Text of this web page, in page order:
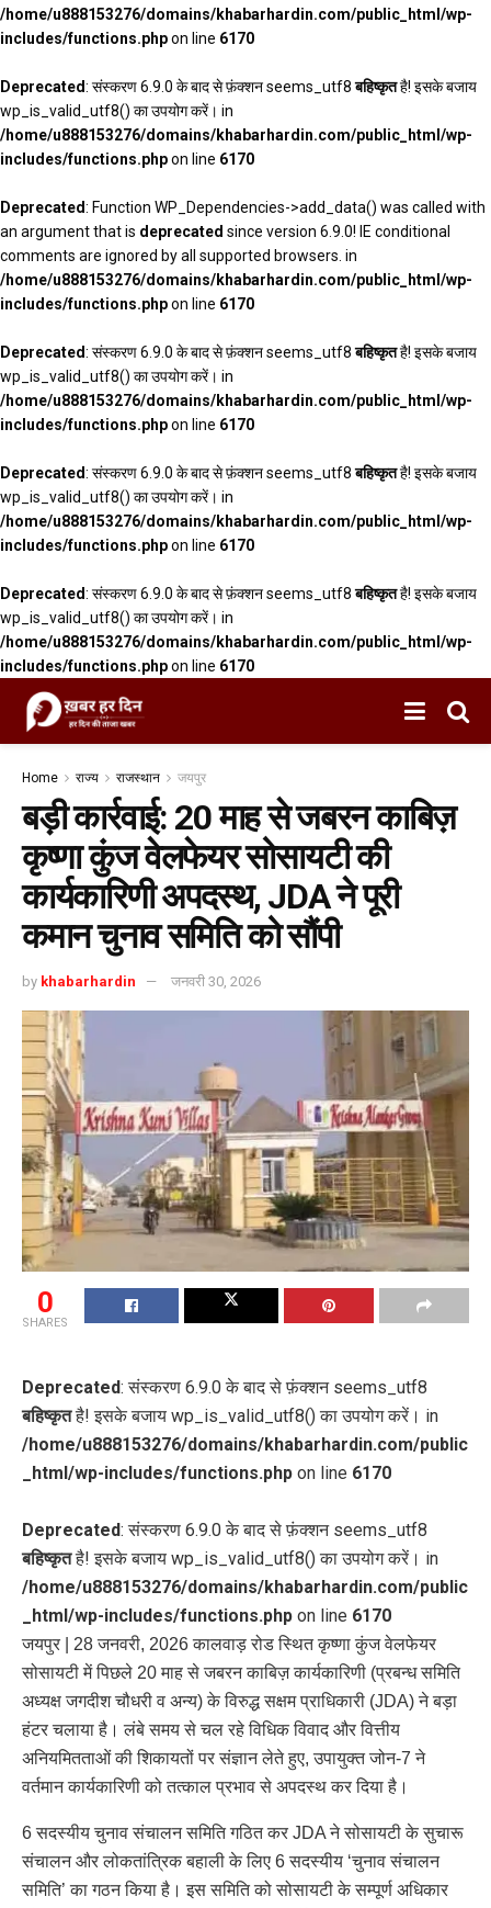
/home/u888153276/domains/khabarhardin.com/public_html/wp-
includes/functions.phpon line 6170
Deprecated: संस्करण 6.9.0 के बाद से फ़ंक्शन seems_utf8बहिष्कृतहै! इसके बजाय
wp_is_valid_utf8() का उपयोग करें। in
/home/u888153276/domains/khabarhardin.com/public_html/wp-
includes/functions.phpon line 6170
Deprecated: Function WP_Dependencies->add_data() was called with
an argument that is deprecated since version 6.9.0! IE conditional
comments are ignored by all supported browsers. in
/home/u888153276/domains/khabarhardin.com/public_html/wp-
includes/functions.phpon line 6170
Deprecated: संस्करण 6.9.0 के बाद से फ़ंक्शन seems_utf8बहिष्कृतहै! इसके बजाय
wp_is_valid_utf8() का उपयोग करें। in
/home/u888153276/domains/khabarhardin.com/public_html/wp-
includes/functions.phpon line 6170
Deprecated: संस्करण 6.9.0 के बाद से फ़ंक्शन seems_utf8बहिष्कृतहै! इसके बजाय
wp_is_valid_utf8() का उपयोग करें। in
/home/u888153276/domains/khabarhardin.com/public_html/wp-
includes/functions.phpon line 6170
Deprecated: संस्करण 6.9.0 के बाद से फ़ंक्शन seems_utf8बहिष्कृतहै! इसके बजाय
wp_is_valid_utf8() का उपयोग करें। in
/home/u888153276/domains/khabarhardin.com/public_html/wp-
includes/functions.phpon line 6170
Home राज्य राजस्थान जयपुर
बड़ी कार्रवाई: 20 माह से जबरन काबिज़
कृष्णा कुंज वेलफेयर सोसायटी की
कार्यकारिणी अपदस्थ, JDA ने पूरी
कमान चुनाव समिति को सौंपी
by khabarhardin जनवरी 30, 2026
0
SHARES
Deprecated: संस्करण 6.9.0 के बाद से फ़ंक्शन seems_utf8
बहिष्कृतहै! इसके बजाय wp_is_valid_utf8() का उपयोग करें। in
/home/u888153276/domains/khabarhardin.com/public
_html/wp-includes/functions.php on line 6170
Deprecated: संस्करण 6.9.0 के बाद से फ़ंक्शन seems_utf8
बहिष्कृतहै! इसके बजाय wp_is_valid_utf8() का उपयोग करें। in
/home/u888153276/domains/khabarhardin.com/public
_html/wp-includes/functions.php on line 6170
जयपुर | 28 जनवरी, 2026 कालवाड़ रोड स्थित कृष्णा कुंज वेलफेयर
सोसायटी में पिछले 20 माह से जबरन काबिज़ कार्यकारिणी (प्रबन्ध समिति
अध्यक्ष जगदीश चौधरी व अन्य) के विरुद्ध सक्षम प्राधिकारी (JDA) ने बड़ा
हंटर चलाया है। लंबे समय से चल रहे विधिक विवाद और वित्तीय
अनियमितताओं की शिकायतों पर संज्ञान लेते हुए, उपायुक्त जोन-7 ने
वर्तमान कार्यकारिणी को तत्काल प्रभाव से अपदस्थ कर दिया है।
6 सदस्यीय चुनाव संचालन समिति गठित कर JDA ने सोसायटी के सुचारू
संचालन और लोकतांत्रिक बहाली के लिए 6 सदस्यीय ‘चुनाव संचालन
समिति’ का गठन किया है। इस समिति को सोसायटी के सम्पूर्ण अधिकार